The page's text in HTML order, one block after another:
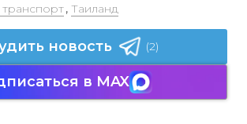
, Таиланд
новость (2)
в MAX